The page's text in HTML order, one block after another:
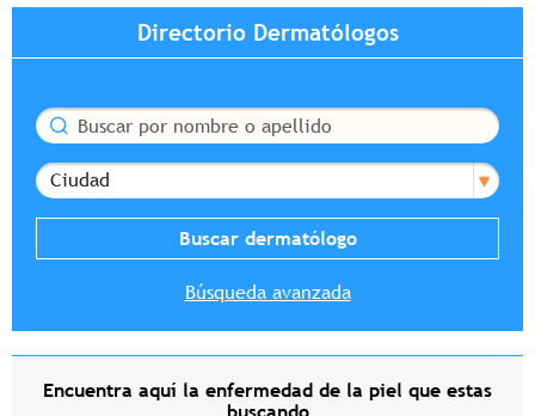
Directorio Dermatólogos
Buscar
Ciudad
Búsqueda avanzada
Encuentra aquí la enfermedad de la piel que estas